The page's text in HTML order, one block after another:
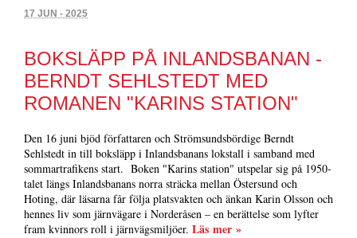
17 JUN - 2025
BOKSLÄPP PÅ INLANDSBANAN -
BERNDT SEHLSTEDT MED
ROMANEN "KARINS STATION"
Den 16 juni bjöd författaren och Strömsundsbördige Berndt
Sehlstedt in till boksläpp i Inlandsbanans lokstall i samband med
sommartrafikens start. Boken "Karins station" utspelar sig på 1950-
talet längs Inlandsbanans norra sträcka mellan Östersund och
Hoting, där läsarna får följa platsvakten och änkan Karin Olsson och
hennes liv som järnvägare i Norderåsen – en berättelse som lyfter
fram kvinnors roll i järnvägsmiljöer. Läs mer »